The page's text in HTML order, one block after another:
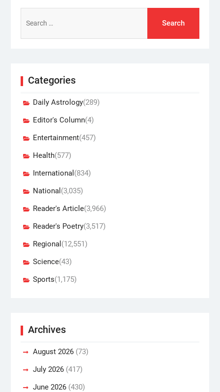
for:
Categories
Daily Astrology(289)
Editor's Column(4)
Entertainment(457)
Health(577)
International (834)
National (3,035)
Reader's Article(3,966)
Reader's Poetry(3,517)
Regional (12,551)
Science(43)
Sports(1,175)
Archives
August 2026(73)
July 2026(417)
June 2026(430)